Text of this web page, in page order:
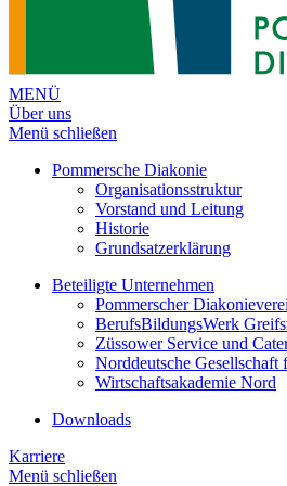
MENÜ
Über uns
Menü schließen
Pommersche Diakonie
Organisationsstruktur
Vorstand und Leitung
Historie
Grundsatzerklärung
Beteiligte Unternehmen
Pommerscher
BerufsBildungsWerk
Züssower Service und
Norddeutsche
Wirtschaftsakademie Nord
Downloads
Karriere
Menü schließen